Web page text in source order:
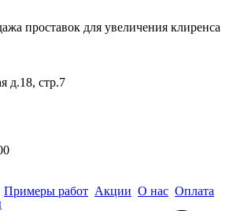
проставок для увеличения клиренса
д.18, стр.7
Примеры работ Акции О нас Оплата